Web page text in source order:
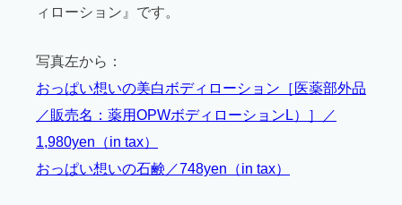
ィローション』です。
写真左から：
おっぱい想いの美白ボディローション［医薬部外品
／販売名：薬用OPWボディローションL）］／
1,980yen（in tax）
おっぱい想いの石鹸／748yen（in tax）